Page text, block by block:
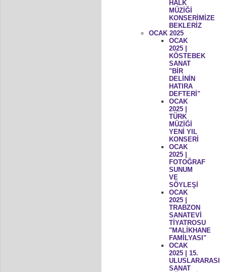
HALK
MÜZİĞİ
KONSERİMİZE
BEKLERİZ
OCAK 2025
OCAK
2025 |
KÖSTEBEK
SANAT
"BİR
DELİNİN
HATIRA
DEFTERİ"
OCAK
2025 |
TÜRK
MÜZİĞİ
YENİ YIL
KONSERİ
OCAK
2025 |
FOTOĞRAF
SUNUM
VE
SÖYLEŞİ
OCAK
2025 |
TRABZON
SANATEVİ
TİYATROSU
"MALİKHANE
FAMİLYASI"
OCAK
2025 | 15.
ULUSLARARASI
SANAT